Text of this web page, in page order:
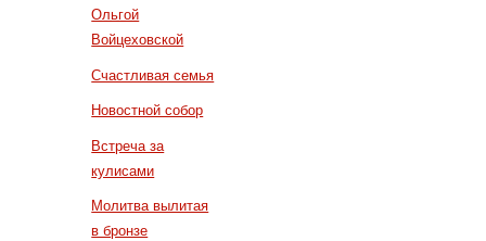
Ольгой
Войцеховской
Счастливая семья
Новостной собор
Встреча за
кулисами
Молитва вылитая
в бронзе